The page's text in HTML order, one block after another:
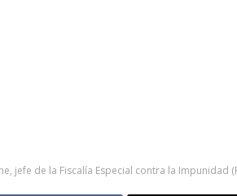
jefe de la Fiscalía Especial contra la Impunidad